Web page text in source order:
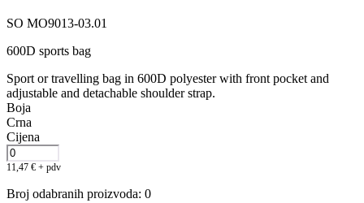
SO MO9013-03.01
600D sports bag
Sport or travelling bag in 600D polyester with front pocket and
adjustable and detachable shoulder strap.
Boja
Crna
Cijena
11,47 € + pdv
Broj odabranih proizvoda: 0